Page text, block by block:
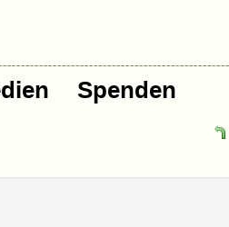
Spenden